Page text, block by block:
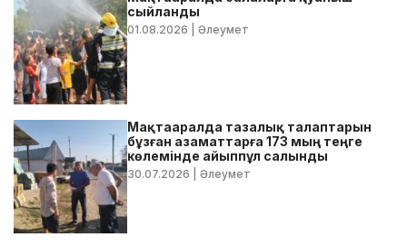
сыйланды
01.08.2026 | Әлеумет
Мақтааралда тазалық талаптарын
бұзған азаматтарға 173 мың теңге
көлемінде айыппұл салынды
30.07.2026 | Әлеумет